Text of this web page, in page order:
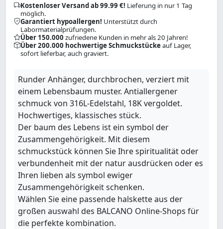
Kostenloser Versand ab 99.99 €! Lieferung in nur 1 Tag
möglich.
Garantiert hypoallergen! Unterstützt durch
Labormaterialprüfungen.
Über 150.000 zufriedene Kunden in mehr als 20 Jahren!
Über 200.000 hochwertige Schmuckstückeauf Lager,
sofort lieferbar, auch graviert.
Runder Anhänger, durchbrochen, verziert mit
einem Lebensbaum muster. Antiallergener
schmuck von 316L-Edelstahl, 18K vergoldet.
Hochwertiges, klassisches stück.
Der baum des Lebens ist ein symbol der
Zusammengehörigkeit. Mit diesem
schmuckstück können Sie Ihre spiritualität oder
verbundenheit mit der natur ausdrücken oder es
Ihren lieben als symbol ewiger
Zusammengehörigkeit schenken.
Wählen Sie eine passende halskette aus der
großen auswahl des BALCANO Online-Shops für
die perfekte kombination.